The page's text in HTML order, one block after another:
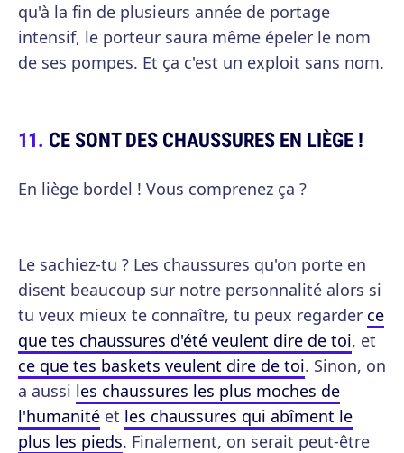
qu'à la fin de plusieurs année de portage
intensif, le porteur saura même épeler le nom
de ses pompes. Et ça c'est un exploit sans nom.
CE SONT DES CHAUSSURES EN LIÈGE !
En liège bordel ! Vous comprenez ça ?
Le sachiez-tu ? Les chaussures qu'on porte en
disent beaucoup sur notre personnalité alors si
tu veux mieux te connaître, tu peux regarder ce
que tes chaussures d'été veulent dire de toi, et
ce que tes baskets veulent dire de toi. Sinon, on
a aussi les chaussures les plus moches de
l'humanité et les chaussures qui abîment le
plus les pieds. Finalement, on serait peut-être